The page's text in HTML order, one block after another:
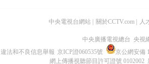
中央電視台網站 關於CCTV.com 人
中央廣播電視總台 央視
違法和不良信息舉報 京ICP證060535號
京公網安備
網上傳播視聽節目許可證號 0102002